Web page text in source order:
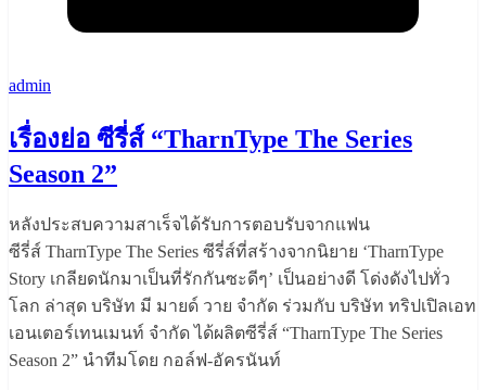
admin
เรื่องย่อ ซีรี่ส์ “TharnType The Series
Season 2”
หลังประสบความสาเร็จได้รับการตอบรับจากแฟน
ซีรี่ส์ TharnType The Series ซีรี่ส์ที่สร้างจากนิยาย ‘TharnType
Story เกลียดนักมาเป็นที่รักกันซะดีๆ’ เป็นอย่างดี โด่งดังไปทั่ว
โลก ล่าสุด บริษัท มี มายด์ วาย จำกัด ร่วมกับ บริษัท ทริปเปิลเอท
เอนเตอร์เทนเมนท์ จำกัด ได้ผลิตซีรี่ส์ “TharnType The Series
Season 2” นำทีมโดย กอล์ฟ-อัครนันท์